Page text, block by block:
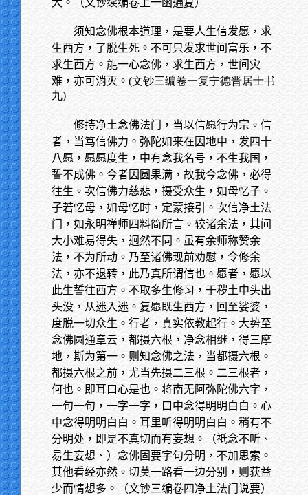
大。（文钞续编卷上一函遍复）
须知念佛根本道理，是要人生信发愿，求
生西方，了脱生死。不可只发求世间富乐，不
求生西方。能一心念佛，求生西方，世间灾
难，亦可消灭。 (文钞三编卷一复宁德晋居士书
九)
修持净土念佛法门，当以信愿行为宗。信
者，当笃信佛力。弥陀如来在因地中，发四十
八愿，愿愿度生，中有念我名号，不生我国，
誓不成佛。今者因圆果满，故我今念佛，必得
往生。次信佛力慈悲，摄受众生，如母忆子。
子若忆母，如母忆时，定蒙接引。次信净土法
门，如永明禅师四料简所言。较诸余法，其间
大小难易得失，迥然不同。虽有余师称赞余
法，不为所动。乃至诸佛现前劝慰，令修余
法，亦不退转，此乃真所谓信也。愿者，愿以
此生誓往西方。不取多生修习，于秽土中头出
头没，从迷入迷。复愿既生西方，回至娑婆，
度脱一切众生。行者，真实依教起行。大势至
念佛圆通章云，都摄六根，净念相继，得三摩
地，斯为第一。则知念佛之法，当都摄六根。
都摄六根之前，尤当先摄二三根。二三根者，
何也。即耳口心是也。将南无阿弥陀佛六字，
一句一句，一字一字，口中念得明明白白。心
中念得明明白白。耳里听得明明白白。稍有不
分明处，即是不真切而有妄想。（祗念不听、
易生妄想、）念佛固要字句分明，不加思索。
其他看经亦然。切莫一路看一边分别，则获益
少而情想多。（文钞三编卷四净土法门说要）